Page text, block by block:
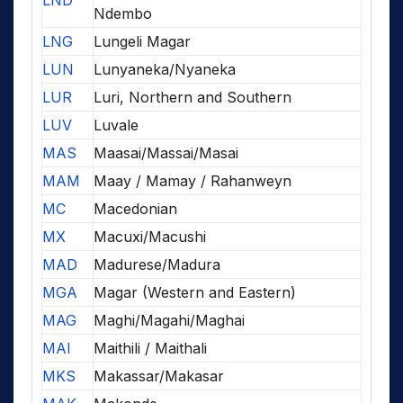
Ndembo
LNG
Lungeli Magar
LUN
Lunyaneka/Nyaneka
LUR
Luri, Northern and Southern
LUV
Luvale
MAS
Maasai/Massai/Masai
MAM
Maay / Mamay / Rahanweyn
MC
Macedonian
MX
Macuxi/Macushi
MAD
Madurese/Madura
MGA
Magar (Western and Eastern)
MAG
Maghi/Magahi/Maghai
MAI
Maithili / Maithali
MKS
Makassar/Makasar